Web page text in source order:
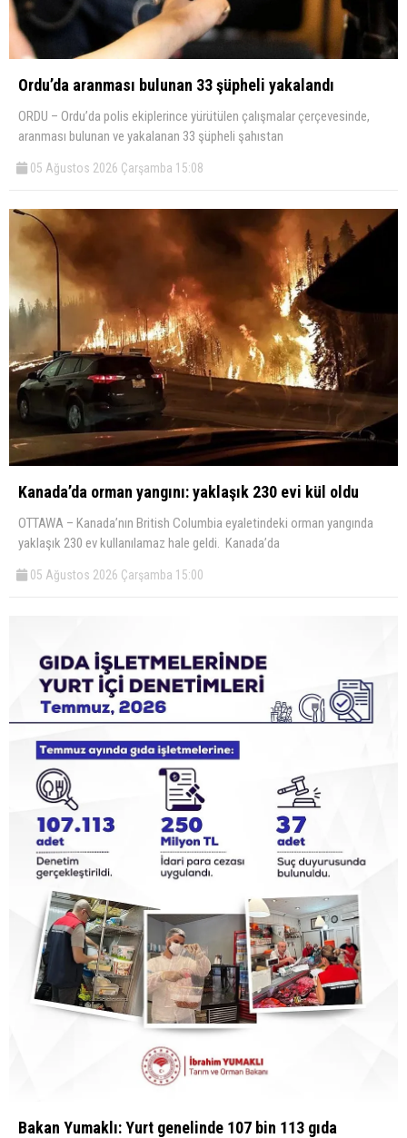
Ordu’da aranması bulunan 33 şüpheli yakalandı
ORDU – Ordu’da polis ekiplerince yürütülen çalışmalar çerçevesinde,
aranması bulunan ve yakalanan 33 şüpheli şahıstan
05 Ağustos 2026 Çarşamba 15:08
Kanada’da orman yangını: yaklaşık 230 evi kül oldu
OTTAWA – Kanada’nın British Columbia eyaletindeki orman yangında
yaklaşık 230 ev kullanılamaz hale geldi. Kanada’da
05 Ağustos 2026 Çarşamba 15:00
Bakan Yumaklı: Yurt genelinde 107 bin 113 gıda